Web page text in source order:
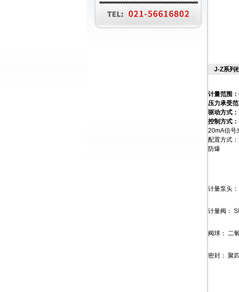
J-Z系列
计量范围：
压力承受范
驱动方式：
控制方式：
20mA信号
配置方式
防爆
计量泵头
计量阀：
阀球： 二
密封： 聚